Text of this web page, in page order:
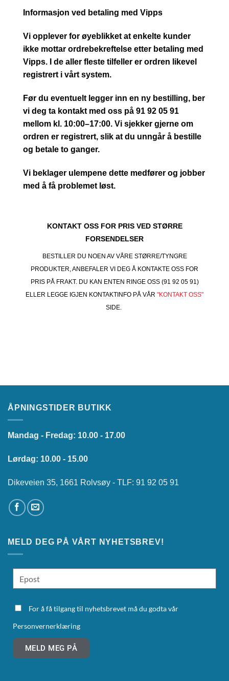
Informasjon ved betaling med Vipps
Vi opplever for øyeblikket at enkelte kunder
ikke mottar ordrebekreftelse etter betaling med
Vipps. I de aller fleste tilfeller er ordren likevel
registrert i vårt system.
Før du eventuelt legger inn en ny bestilling, ber
vi deg ta kontakt med oss på 91 92 05 91
mellom kl. 10:00–17:00. Vi sjekker gjerne om
ordren er registrert, slik at du unngår å bestille
og betale to ganger.
Vi beklager ulempene dette medfører og jobber
med å få problemet løst.
KONTAKT OSS FOR PRIS VED STØRRE
FORSENDELSER
BESTILLER DU NOEN AV VÅRE STØRRE/TYNGRE
PRODUKTER, ANBEFALER VI DEG Å KONTAKTE OSS FOR
PRIS PÅ FRAKT. DU KAN ENTEN RINGE OSS (91 92 05 91)
ELLER LEGGE IGJEN KONTAKTINFO PÅ VÅR "KONTAKT OSS"
SIDE.
ÅPNINGSTIDER BUTIKK
Mandag - Fredag: 10.00 - 17.00
Lørdag: 10.00 - 15.00
Dikeveien 35, 1661 Rolvsøy - TLF: 91 92 05 91
MELD DEG PÅ VÅRT NYHETSBREV!
For å få tilgang til nyhetsbrevet må du godta vår
Personvernerklæring
MELD MEG PÅ